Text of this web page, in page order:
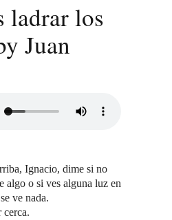
ladrar los
Juan
Ignacio, dime si no
algo o si ves alguna luz en
ve nada.